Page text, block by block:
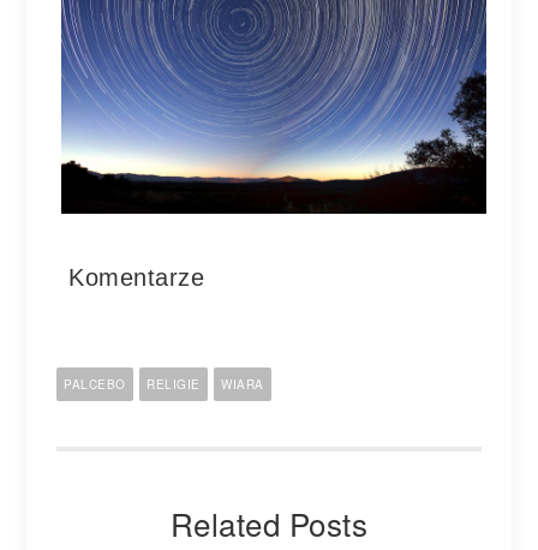
Komentarze
PALCEBO RELIGIE WIARA
Related Posts